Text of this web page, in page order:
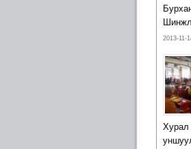
2013-11-
Хурал